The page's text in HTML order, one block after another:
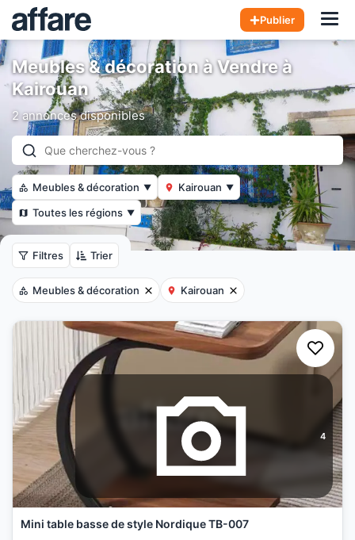
Publier
Meubles & décoration à Vendre à
Kairouan
2 annonces disponibles
Meubles & décoration ▼ Kairouan ▼
Toutes les régions ▼
Filtres Trier
Meubles & décoration Kairouan
4
Mini table basse de style Nordique TB-007